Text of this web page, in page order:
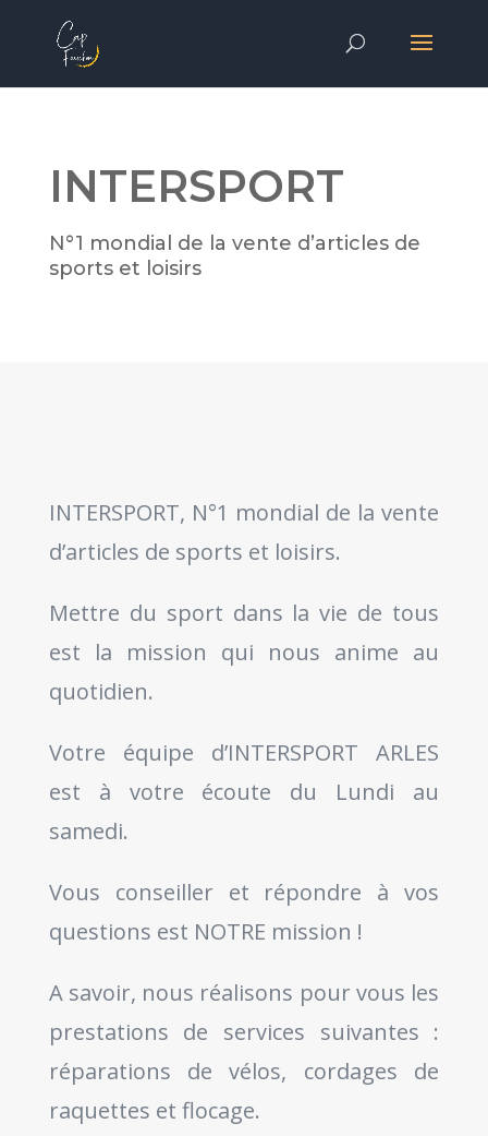
INTERSPORT
N°1 mondial de la vente d’articles de
sports et loisirs
INTERSPORT, N°1 mondial de la vente
d’articles de sports et loisirs.
Mettre du sport dans la vie de tous
est la mission qui nous anime au
quotidien.
Votre équipe d’INTERSPORT ARLES
est à votre écoute du Lundi au
samedi.
Vous conseiller et répondre à vos
questions est NOTRE mission !
A savoir, nous réalisons pour vous les
prestations de services suivantes :
réparations de vélos, cordages de
raquettes et flocage.